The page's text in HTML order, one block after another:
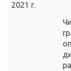
2021 г.